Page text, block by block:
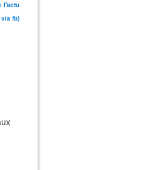
l'actu
fb)